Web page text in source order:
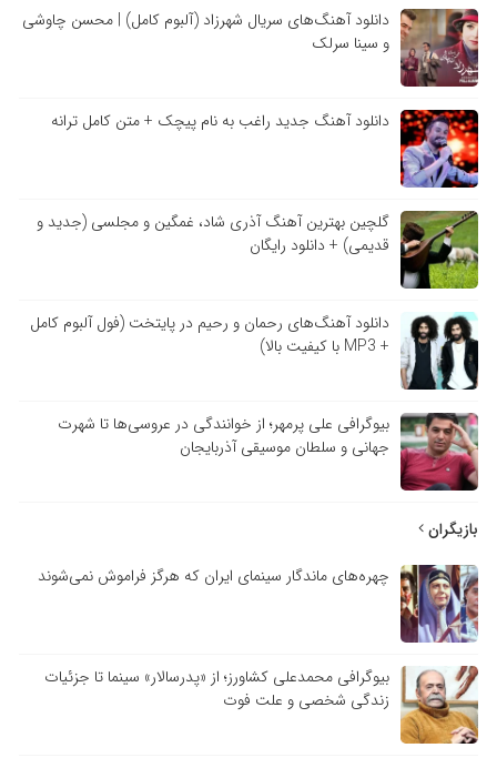
دانلود آهنگ‌های سریال شهرزاد (آلبوم کامل) | محسن چاوشی
و سینا سرلک
دانلود آهنگ جدید راغب به نام پیچک + متن کامل ترانه
گلچین بهترین آهنگ آذری شاد، غمگین و مجلسی (جدید و
قدیمی) + دانلود رایگان
دانلود آهنگ‌های رحمان و رحیم در پایتخت (فول آلبوم کامل
+ MP3 با کیفیت بالا)
بیوگرافی علی پرمهر؛ از خوانندگی در عروسی‌ها تا شهرت
جهانی و سلطان موسیقی آذربایجان
بازیگران
چهره‌های ماندگار سینمای ایران که هرگز فراموش نمی‌شوند
بیوگرافی محمدعلی کشاورز؛ از «پدرسالار» سینما تا جزئیات
زندگی شخصی و علت فوت